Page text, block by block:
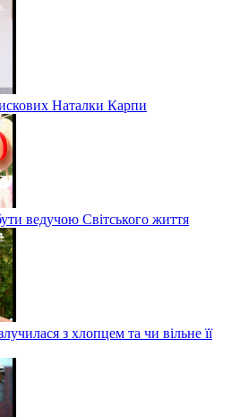
Наталки Карпи
ведучою Світського життя
з хлопцем та чи вільне її